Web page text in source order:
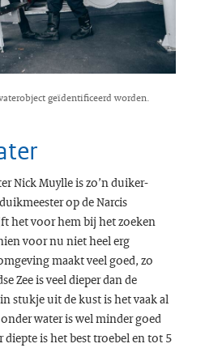
geïdentificeerd worden.
Nick Muylle is zo’n duiker-
op de Narcis
het voor hem bij het zoeken
voor nu niet heel erg
maakt veel goed, zo
Zee is veel dieper dan de
stukje uit de kust is het vaak al
water is wel minder goed
diepte is het best troebel en tot 5